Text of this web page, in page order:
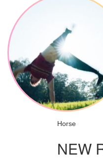
Horse
NEW